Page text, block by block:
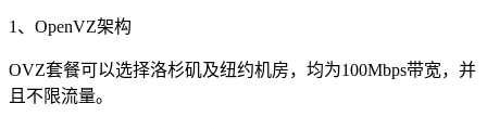
1、OpenVZ架构
OVZ套餐可以选择洛杉矶及纽约机房，均为100Mbps带宽，并
且不限流量。